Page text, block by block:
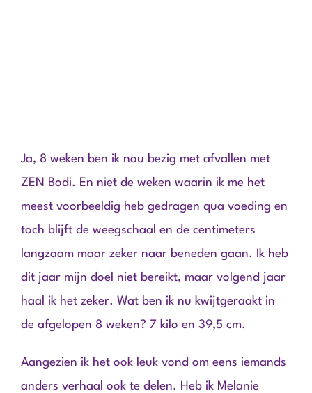
Ja, 8 weken ben ik nou bezig met afvallen met
ZEN Bodi. En niet de weken waarin ik me het
meest voorbeeldig heb gedragen qua voeding en
toch blijft de weegschaal en de centimeters
langzaam maar zeker naar beneden gaan. Ik heb
dit jaar mijn doel niet bereikt, maar volgend jaar
haal ik het zeker. Wat ben ik nu kwijtgeraakt in
de afgelopen 8 weken? 7 kilo en 39,5 cm.
Aangezien ik het ook leuk vond om eens iemands
anders verhaal ook te delen. Heb ik Melanie